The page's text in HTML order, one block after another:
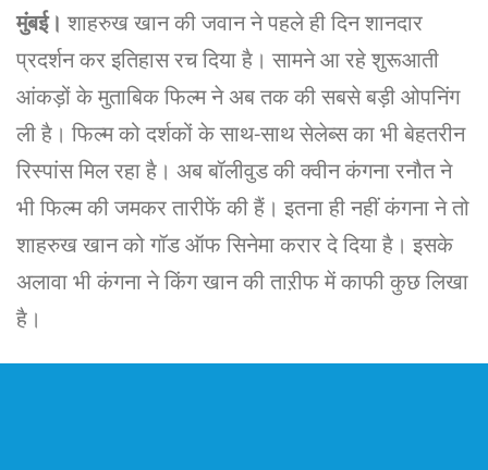
मुंबई।शाहरुख खान की जवान ने पहले ही दिन शानदार
प्रदर्शन कर इतिहास रच दिया है। सामने आ रहे शुरूआती
आंकड़ों के मुताबिक फिल्म ने अब तक की सबसे बड़ी ओपनिंग
ली है। फिल्म को दर्शकों के साथ-साथ सेलेब्स का भी बेहतरीन
रिस्पांस मिल रहा है। अब बॉलीवुड की क्वीन कंगना रनौत ने
भी फिल्म की जमकर तारीफें की हैं। इतना ही नहीं कंगना ने तो
शाहरुख खान को गॉड ऑफ सिनेमा करार दे दिया है। इसके
अलावा भी कंगना ने किंग खान की ताऱीफ में काफी कुछ लिखा
है।